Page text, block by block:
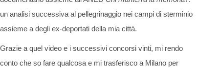
un analisi successiva al pellegrinaggio nei campi di sterminio
assieme a degli ex-deportati della mia città.
Grazie a quel video e i successivi concorsi vinti, mi rendo
conto che so fare qualcosa e mi trasferisco a Milano per